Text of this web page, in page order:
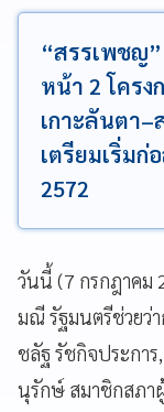
“สรรเพชญ
หน้า 2 โคร
เกาะลันตา
เตรียมเริ่มก่
2572
วันนี้ (7 กรกฎาคม
มณี รัฐมนตรีช่วยว่
ชลัฐ รัชกิจประการ
นุรักษ์ สมาชิกสภ